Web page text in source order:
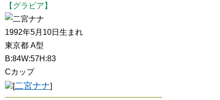
【グラビア】
二宮ナナ
1992年5月10日生まれ
東京都 A型
B:84W:57H:83
Cカップ
[二宮ナナ]